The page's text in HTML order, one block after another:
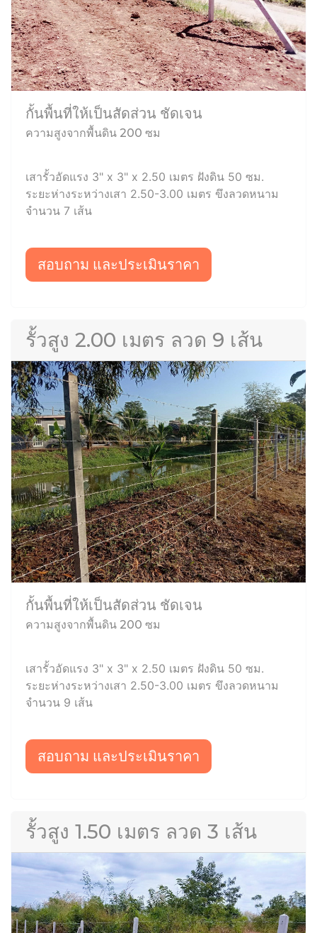
กั้นพื้นที่ให้เป็นสัดส่วน ชัดเจน
ความสูงจากพื้นดิน 200 ซม
เสารั้วอัดแรง 3" x 3" x 2.50 เมตร ฝังดิน 50 ซม.
ระยะห่างระหว่างเสา 2.50-3.00 เมตร ขึงลวดหนาม
จำนวน 7 เส้น
สอบถาม และประเมินราคา
รั้วสูง 2.00 เมตร ลวด 9 เส้น
กั้นพื้นที่ให้เป็นสัดส่วน ชัดเจน
ความสูงจากพื้นดิน 200 ซม
เสารั้วอัดแรง 3" x 3" x 2.50 เมตร ฝังดิน 50 ซม.
ระยะห่างระหว่างเสา 2.50-3.00 เมตร ขึงลวดหนาม
จำนวน 9 เส้น
สอบถาม และประเมินราคา
รั้วสูง 1.50 เมตร ลวด 3 เส้น